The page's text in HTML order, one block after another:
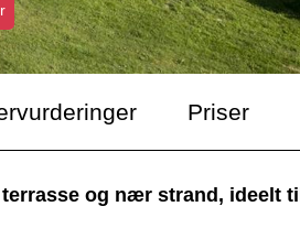
Priser
og nær strand, ideelt